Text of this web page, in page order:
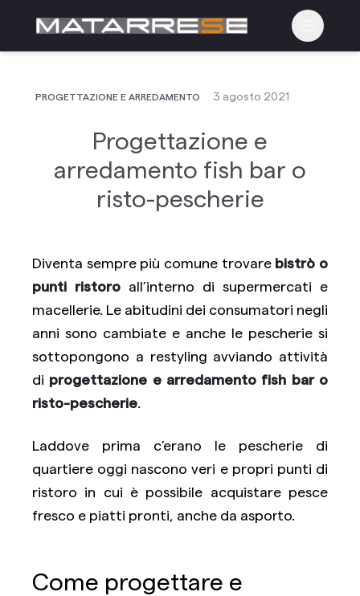
Apri il
PROGETTAZIONE E ARREDAMENTO 3 agosto 2021
Progettazione e
arredamento fish bar o
risto-pescherie
Diventa sempre più comune trovarebistrò o
punti ristoro all’interno di supermercati e
macellerie. Le abitudini dei consumatori negli
anni sono cambiate e anche le pescherie si
sottopongono a restyling avviando attività
di progettazione e arredamento fish bar o
risto-pescherie
Laddove prima c’erano le pescherie di
quartiere oggi nascono veri e propri punti di
ristoro in cui è possibile acquistare pesce
fresco e piatti pronti, anche da asporto.
Come progettare e